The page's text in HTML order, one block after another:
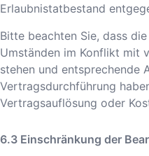
Erlaubnistatbestand
Bitte beachten Sie, dass
Umständen im Konflikt mit
stehen und entsprechende
Vertragsdurchführung
Vertragsauflösung oder
Einschränkung der